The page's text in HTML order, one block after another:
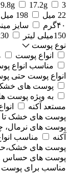
17.2g 3 گرم
22 میل
198 میل
۴۰گرم
سایز مینی ۱۰
150میلی لیتر
نوع پوست
انواع پوست
مناسب انواع
انواع پوست حتی
پوست های
به ویژه پوست
مستعد آکنه
پوست های خشک تا
پوست های نرمال،
آکنه
مناسب
پوست های
پوست های حساس و
مناسب برای پوست